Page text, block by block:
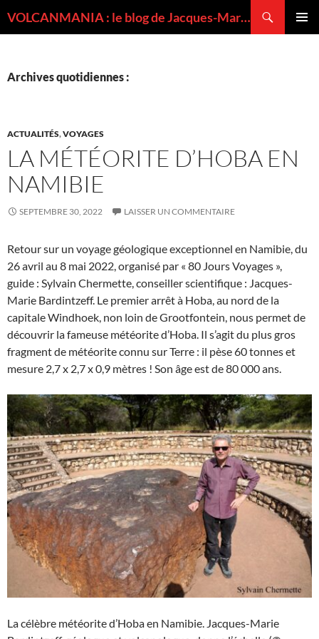
VOLCANMANIA : le blog de Jacques-Marie BARDINTZEFF, volcanologue
Archives quotidiennes :
ACTUALITÉS,VOYAGES
LA MÉTÉORITE D’HOBA EN
NAMIBIE
SEPTEMBRE 30, 2022 LAISSER UN COMMENTAIRE
Retour sur un voyage géologique exceptionnel en Namibie, du
26 avril au 8 mai 2022, organisé par « 80 Jours Voyages »,
guide : Sylvain Chermette, conseiller scientifique : Jacques-
Marie Bardintzeff. Le premier arrêt à Hoba, au nord de la
capitale Windhoek, non loin de Grootfontein, nous permet de
découvrir la fameuse météorite d’Hoba. Il s’agit du plus gros
fragment de météorite connu sur Terre : il pèse 60 tonnes et
mesure 2,7 x 2,7 x 0,9 mètres ! Son âge est de 80 000 ans.
La célèbre météorite d’Hoba en Namibie. Jacques-Marie